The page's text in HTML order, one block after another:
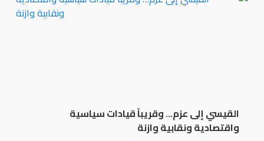
القيسي إلى عزم… وقريباً قيادات سياسية
واقتصادية ونقابية وازنة